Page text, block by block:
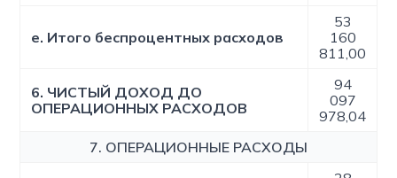
е. Итого беспроцентных расходов
53
160
811,00
6. ЧИСТЫЙ ДОХОД ДО
ОПЕРАЦИОННЫХ РАСХОДОВ
94
097
978,04
7. ОПЕРАЦИОННЫЕ РАСХОДЫ